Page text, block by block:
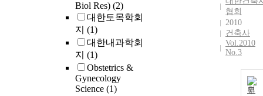
Biol Res) (2)
대한토목학회
지 (1)
대한내과학회
지 (1)
Obstetrics &
Gynecology
Science (1)
협회
2010
건축사
Vol.2010
No.3
원